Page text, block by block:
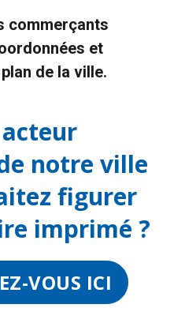
commerçants
et
de la ville.
notre ville
figurer
imprimé ?
VOUS ICI